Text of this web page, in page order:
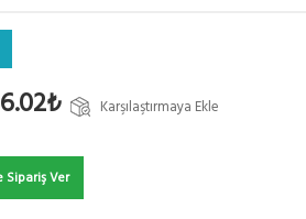
Karşılaştırmaya Ekle
Sipariş Ver